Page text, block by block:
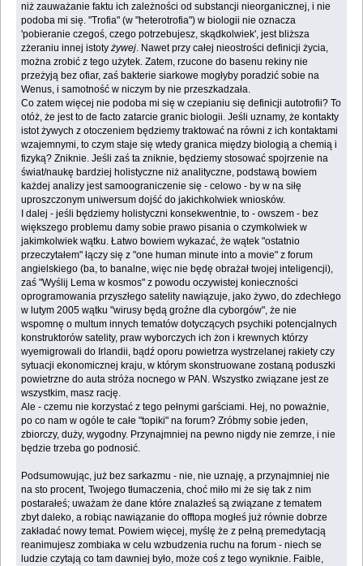
niż zauważanie faktu ich zależności od substancji nieorganicznej, i nie
podoba mi się. "Trofia" (w "heterotrofia") w biologii nie oznacza
'pobieranie czegoś, czego potrzebujesz, skądkolwiek', jest bliższa
zżeraniu innej istotyżywej. Nawet przy całej nieostrości definicji życia,
można zrobić z tego użytek. Zatem, rzucone do basenu rekiny nie
przeżyją bez ofiar, zaś bakterie siarkowe mogłyby poradzić sobie na
Wenus, i samotność w niczym by nie przeszkadzała.
Co zatem więcej nie podoba mi się w czepianiu się definicji autotrofii? To
otóż, że jest to de facto zatarcie granic biologii. Jeśli uznamy, że kontakty
istot żywych z otoczeniem będziemy traktować na równi z ich kontaktami
wzajemnymi, to czym staje się wtedy granica między biologią a chemią i
fizyką? Zniknie. Jeśli zaś ta zniknie, będziemy stosować spojrzenie na
świat/naukę bardziej holistyczne niż analityczne, podstawą bowiem
każdej analizy jest samoograniczenie się - celowo - by w na siłę
uproszczonym uniwersum dojść do jakichkolwiek wniosków.
I dalej - jeśli będziemy holistyczni konsekwentnie, to - owszem - bez
większego problemu damy sobie prawo pisania o czymkolwiek w
jakimkolwiek wątku. Łatwo bowiem wykazać, że wątek "ostatnio
przeczytałem" łączy się z "one human minute into a movie" z forum
angielskiego (ba, to banalne, więc nie będę obrażał twojej inteligencji),
zaś "Wyślij Lema w kosmos" z powodu oczywistej konieczności
oprogramowania przyszłego satelity nawiązuje, jako żywo, do zdechłego
w lutym 2005 wątku "wirusy będą groźne dla cyborgów", że nie
wspomnę o multum innych tematów dotyczących psychiki potencjalnych
konstruktorów satelity, praw wyborczych ich żon i krewnych którzy
wyemigrowali do Irlandii, bądź oporu powietrza wystrzelanej rakiety czy
sytuacji ekonomicznej kraju, w którym skonstruowane zostaną poduszki
powietrzne do auta stróża nocnego w PAN. Wszystko związane jest ze
wszystkim, masz rację.
Ale - czemu nie korzystać z tego pełnymi garściami. Hej, no poważnie,
po co nam w ogóle te całe "topiki" na forum? Zróbmy sobie jeden,
zbiorczy, duży, wygodny. Przynajmniej na pewno nigdy nie zemrze, i nie
będzie trzeba go podnosić.
Podsumowując, już bez sarkazmu - nie, nie uznaję, a przynajmniej nie
na sto procent, Twojego tłumaczenia, choć miło mi że się tak z nim
postarałeś; uważam że dane które znalazłeś są związane z tematem
zbyt daleko, a robiąc nawiązanie do offtopa mogłeś już równie dobrze
zakładać nowy temat. Powiem więcej, myślę że z pełną premedytacją
reanimujesz zombiaka w celu wzbudzenia ruchu na forum - niech se
ludzie czytają co tam dawniej było, może coś z tego wyniknie. Faible,